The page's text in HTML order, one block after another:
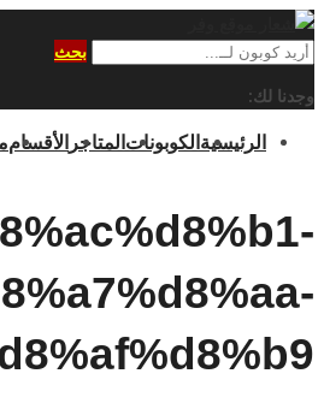
بحث
وجدنا لك:
الرئيسية الكوبونات المتاجر الأقسام